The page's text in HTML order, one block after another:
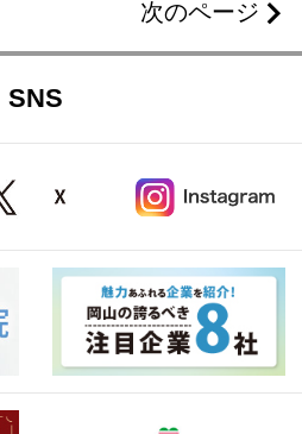
次のページ
SNS